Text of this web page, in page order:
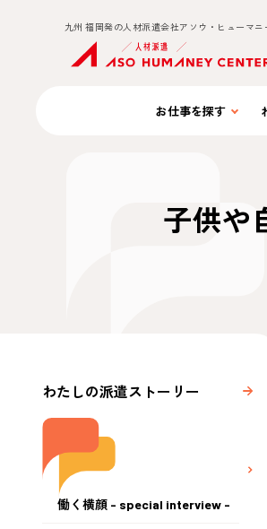
九州 福岡発の人材派遣会社アソウ・ヒューマ
お仕事を探す
子供や
わたしの派遣ストーリー
働く横顔 - special interview -